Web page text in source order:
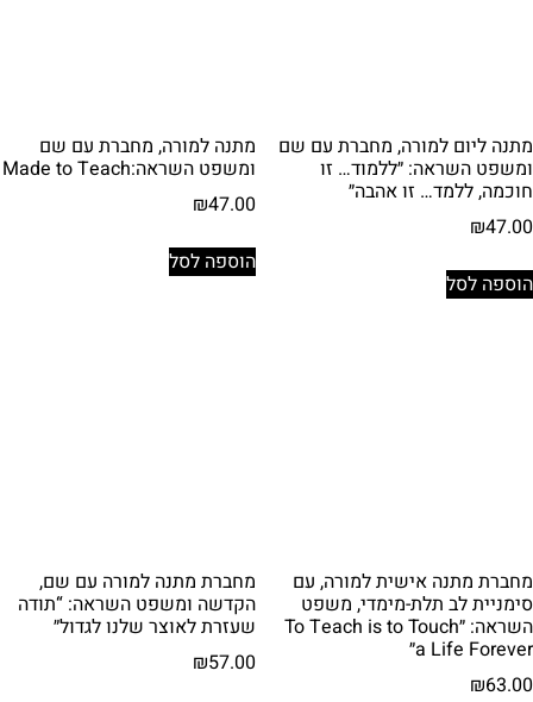
מתנה ליום למורה, מחברת עם שם
ומשפט השראה: ״ללמוד… זו
חוכמה, ללמד… זו אהבה״
₪47.00
הוספה לסל
מתנה למורה, מחברת עם שם
ומשפט השראה:Made to Teach
₪47.00
הוספה לסל
מחברת מתנה אישית למורה, עם
סימניית לב תלת-מימדי, משפט
השראה: ״To Teach is to Touch
a Life Forever״
₪63.00
מחברת מתנה למורה עם שם,
הקדשה ומשפט השראה: “תודה
שעזרת לאוצר שלנו לגדול״
₪57.00